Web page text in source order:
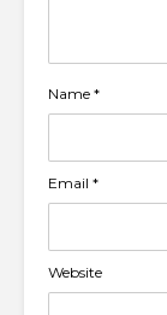
Name *
Email *
Website